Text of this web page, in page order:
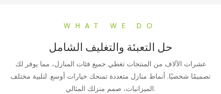
WHAT WE DO
حل التعبئة والتغليف الشامل
عشرات الآلاف من المنتجات تغطي جميع فئات المنازل، مما يوفر لك
تصميمًا شخصيًا. أنماط منازل متعددة تمنحك خيارات أوسع. لتلبية مختلف
الميزانيات، صمم منزلك المثالي.